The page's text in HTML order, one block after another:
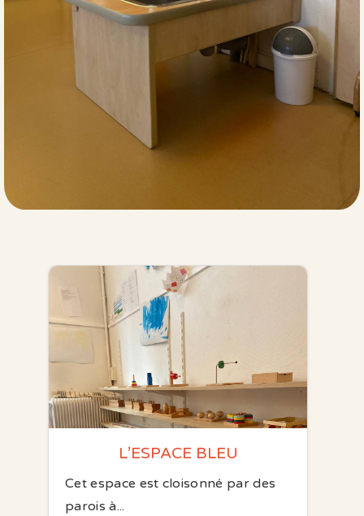
L’ESPACE BLEU
Cet espace est cloisonné par des
parois à...